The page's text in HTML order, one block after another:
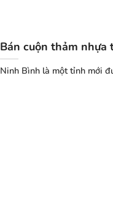
Bán cuộn thảm
Ninh Bình là một tỉnh mới